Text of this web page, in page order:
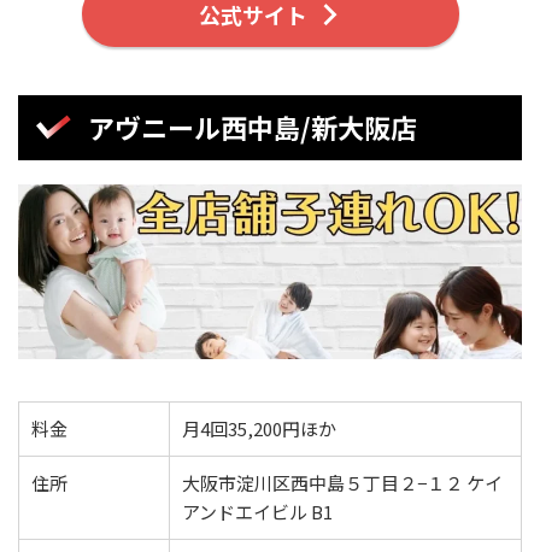
公式サイト
アヴニール西中島/新大阪店
料金 月4回35,200円ほか
住所
大阪市淀川区西中島５丁目２−１２ ​ケイ
アンドエイビル B1